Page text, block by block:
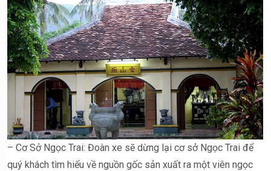
– Cơ Sở Ngọc Trai: Đoàn xe sẽ dừng lại cơ sở Ngọc Trai để
quý khách tìm hiểu về nguồn gốc sản xuất ra một viên ngọc